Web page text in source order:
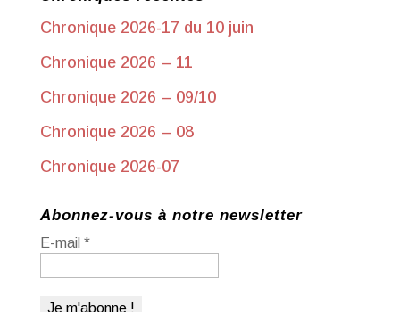
Chronique 2026-17 du 10 juin
Chronique 2026 – 11
Chronique 2026 – 09/10
Chronique 2026 – 08
Chronique 2026-07
Abonnez-vous à notre newsletter
E-mail *